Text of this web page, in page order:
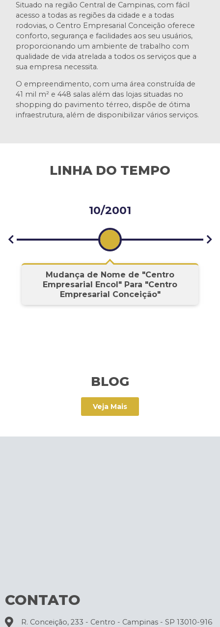
Situado na região Central de Campinas, com fácil
acesso a todas as regiões da cidade e a todas
rodovias, o Centro Empresarial Conceição oferece
conforto, segurança e facilidades aos seu usuários,
proporcionando um ambiente de trabalho com
qualidade de vida atrelada a todos os serviços que a
sua empresa necessita.
O empreendimento, com uma área construída de
41 mil m² e 448 salas além das lojas situadas no
shopping do pavimento térreo, dispõe de ótima
infraestrutura, além de disponibilizar vários serviços.
LINHA DO TEMPO
10/2001
Mudança de Nome de "Centro
Empresarial Encol" Para "Centro
Empresarial Conceição"
BLOG
Veja Mais
CONTATO
R. Conceição, 233 - Centro - Campinas - SP 13010-916